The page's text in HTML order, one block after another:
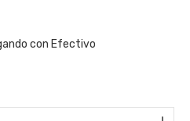
con Efectivo